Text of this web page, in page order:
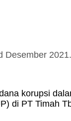
Desember 2021.
korupsi
di PT Timah